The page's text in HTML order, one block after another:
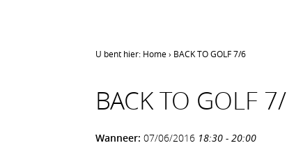
Leren golfen
Onze waarden
U bent hier: Home› BACK TO GOLF 7/6
BACK TO GOLF
Wanneer: 07/06/2016 18:30 - 20:00